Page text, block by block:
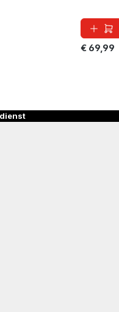
€ 69,99
Klanten beoordelen ons